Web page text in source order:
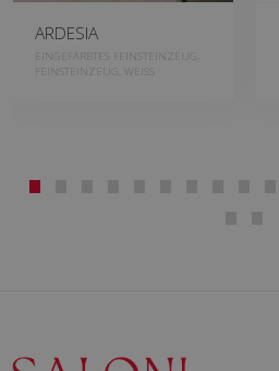
ARDESIA
EINGEFÄRBTES FEINSTEINZEUG,
FEINSTEINZEUG, WEISS